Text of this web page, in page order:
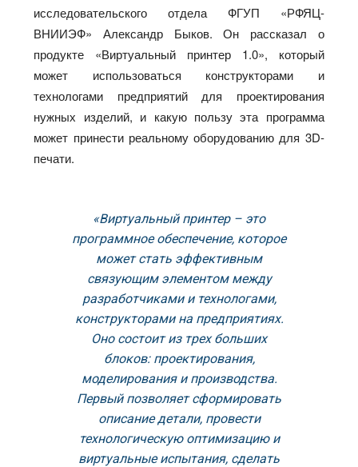
исследовательского отдела ФГУП «РФЯЦ-
ВНИИЭФ» Александр Быков. Он рассказал о
продукте «Виртуальный принтер 1.0», который
может использоваться конструкторами и
технологами предприятий для проектирования
нужных изделий, и какую пользу эта программа
может принести реальному оборудованию для 3D-
печати.
«Виртуальный принтер – это
программное обеспечение, которое
может стать эффективным
связующим элементом между
разработчиками и технологами,
конструкторами на предприятиях.
Оно состоит из трех больших
блоков: проектирования,
моделирования и производства.
Первый позволяет сформировать
описание детали, провести
технологическую оптимизацию и
виртуальные испытания, сделать